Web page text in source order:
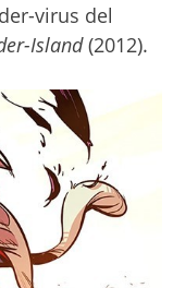
virus del
Island(2012).